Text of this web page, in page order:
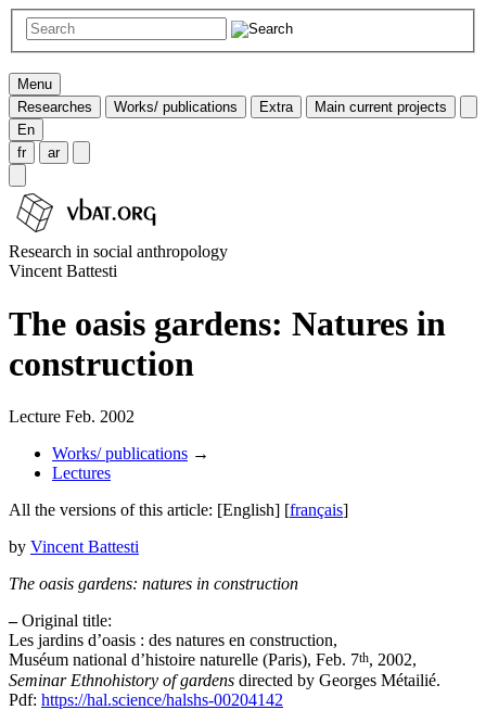
Menu
Researches
Works/ publications Extra
Main current projects
En
fr
ar
Research in social anthropology
Vincent Battesti
The oasis gardens: Natures in
construction
Lecture Feb. 2002
Works/ publications →
Lectures
All the versions of this article: [English] [français]
by Vincent Battesti
The oasis gardens: natures in construction
–Original title:
Les jardins d’oasis : des natures en construction,
Muséum national d’histoire naturelle (Paris), Feb. 7th, 2002,
Seminar Ethnohistory of gardens directed by Georges Métailié.
Pdf: https://hal.science/halshs-00204142